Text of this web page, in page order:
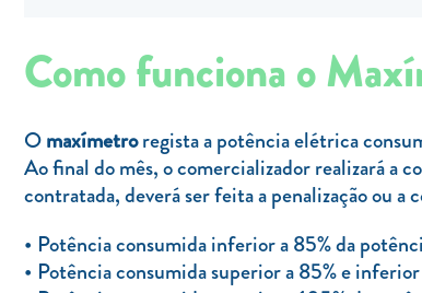
Como funciona o
Omaxímetroregista a potência elétrica
Ao final do mês, o comercializador realizará a
contratada, deverá ser feita a penalização ou
Potência consumida inferior a 85% da
Potência consumida superior a 85% e